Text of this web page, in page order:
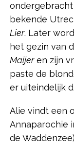
ondergebracht
bekende
Lier. Later
het gezin van
Maijeren zijn
paste de
er uiteindelijk
Alie vindt een
Annaparochie
de